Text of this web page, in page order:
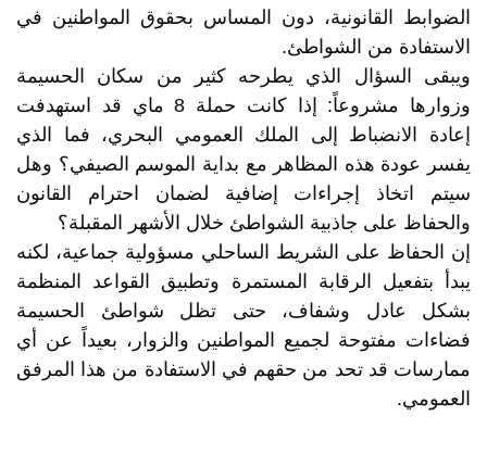
الضوابط القانونية، دون المساس بحقوق المواطنين في
الاستفادة من الشواطئ.
ويبقى السؤال الذي يطرحه كثير من سكان الحسيمة
وزوارها مشروعاً: إذا كانت حملة 8 ماي قد استهدفت
إعادة الانضباط إلى الملك العمومي البحري، فما الذي
يفسر عودة هذه المظاهر مع بداية الموسم الصيفي؟ وهل
سيتم اتخاذ إجراءات إضافية لضمان احترام القانون
والحفاظ على جاذبية الشواطئ خلال الأشهر المقبلة؟
إن الحفاظ على الشريط الساحلي مسؤولية جماعية، لكنه
يبدأ بتفعيل الرقابة المستمرة وتطبيق القواعد المنظمة
بشكل عادل وشفاف، حتى تظل شواطئ الحسيمة
فضاءات مفتوحة لجميع المواطنين والزوار، بعيداً عن أي
ممارسات قد تحد من حقهم في الاستفادة من هذا المرفق
العمومي.